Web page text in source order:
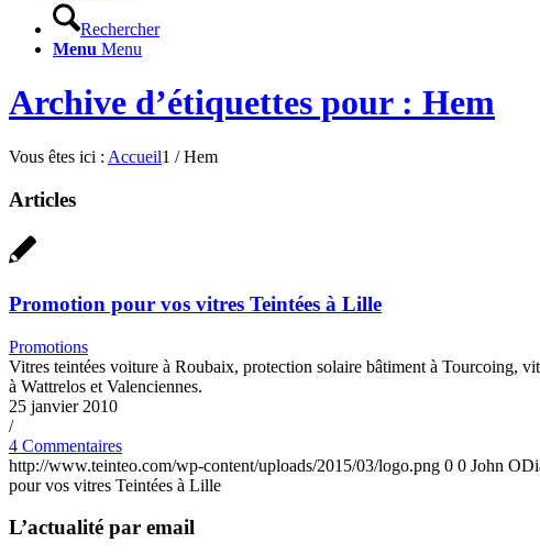
Rechercher
Menu Menu
Archive d’étiquettes pour : Hem
Vous êtes ici : Accueil1 / Hem
Articles
Promotion pour vos vitres Teintées à Lille
Promotions
Vitres teintées voiture à Roubaix, protection solaire bâtiment à Tourcoing,
à Wattrelos et Valenciennes.
25 janvier 2010
/
4 Commentaires
http://www.teinteo.com/wp-content/uploads/2015/03/logo.png 0 0 John
pour vos vitres Teintées à Lille
L’actualité par email